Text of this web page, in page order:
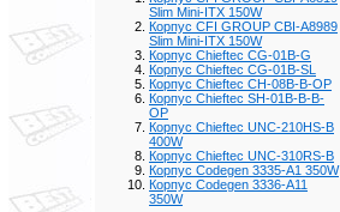
Slim Mini-ITX 150W
Корпус CFI GROUP CBI-A8989
Slim Mini-ITX 150W
Корпус Chieftec CG-01B-G
Корпус Chieftec CG-01B-SL
Корпус Chieftec CH-08B-B-OP
Корпус Chieftec SH-01B-B-B-
OP
Корпус Chieftec UNC-210HS-B
400W
Корпус Chieftec UNC-310RS-B
Корпус Codegen 3335-A1 350W
Корпус Codegen 3336-A11
350W